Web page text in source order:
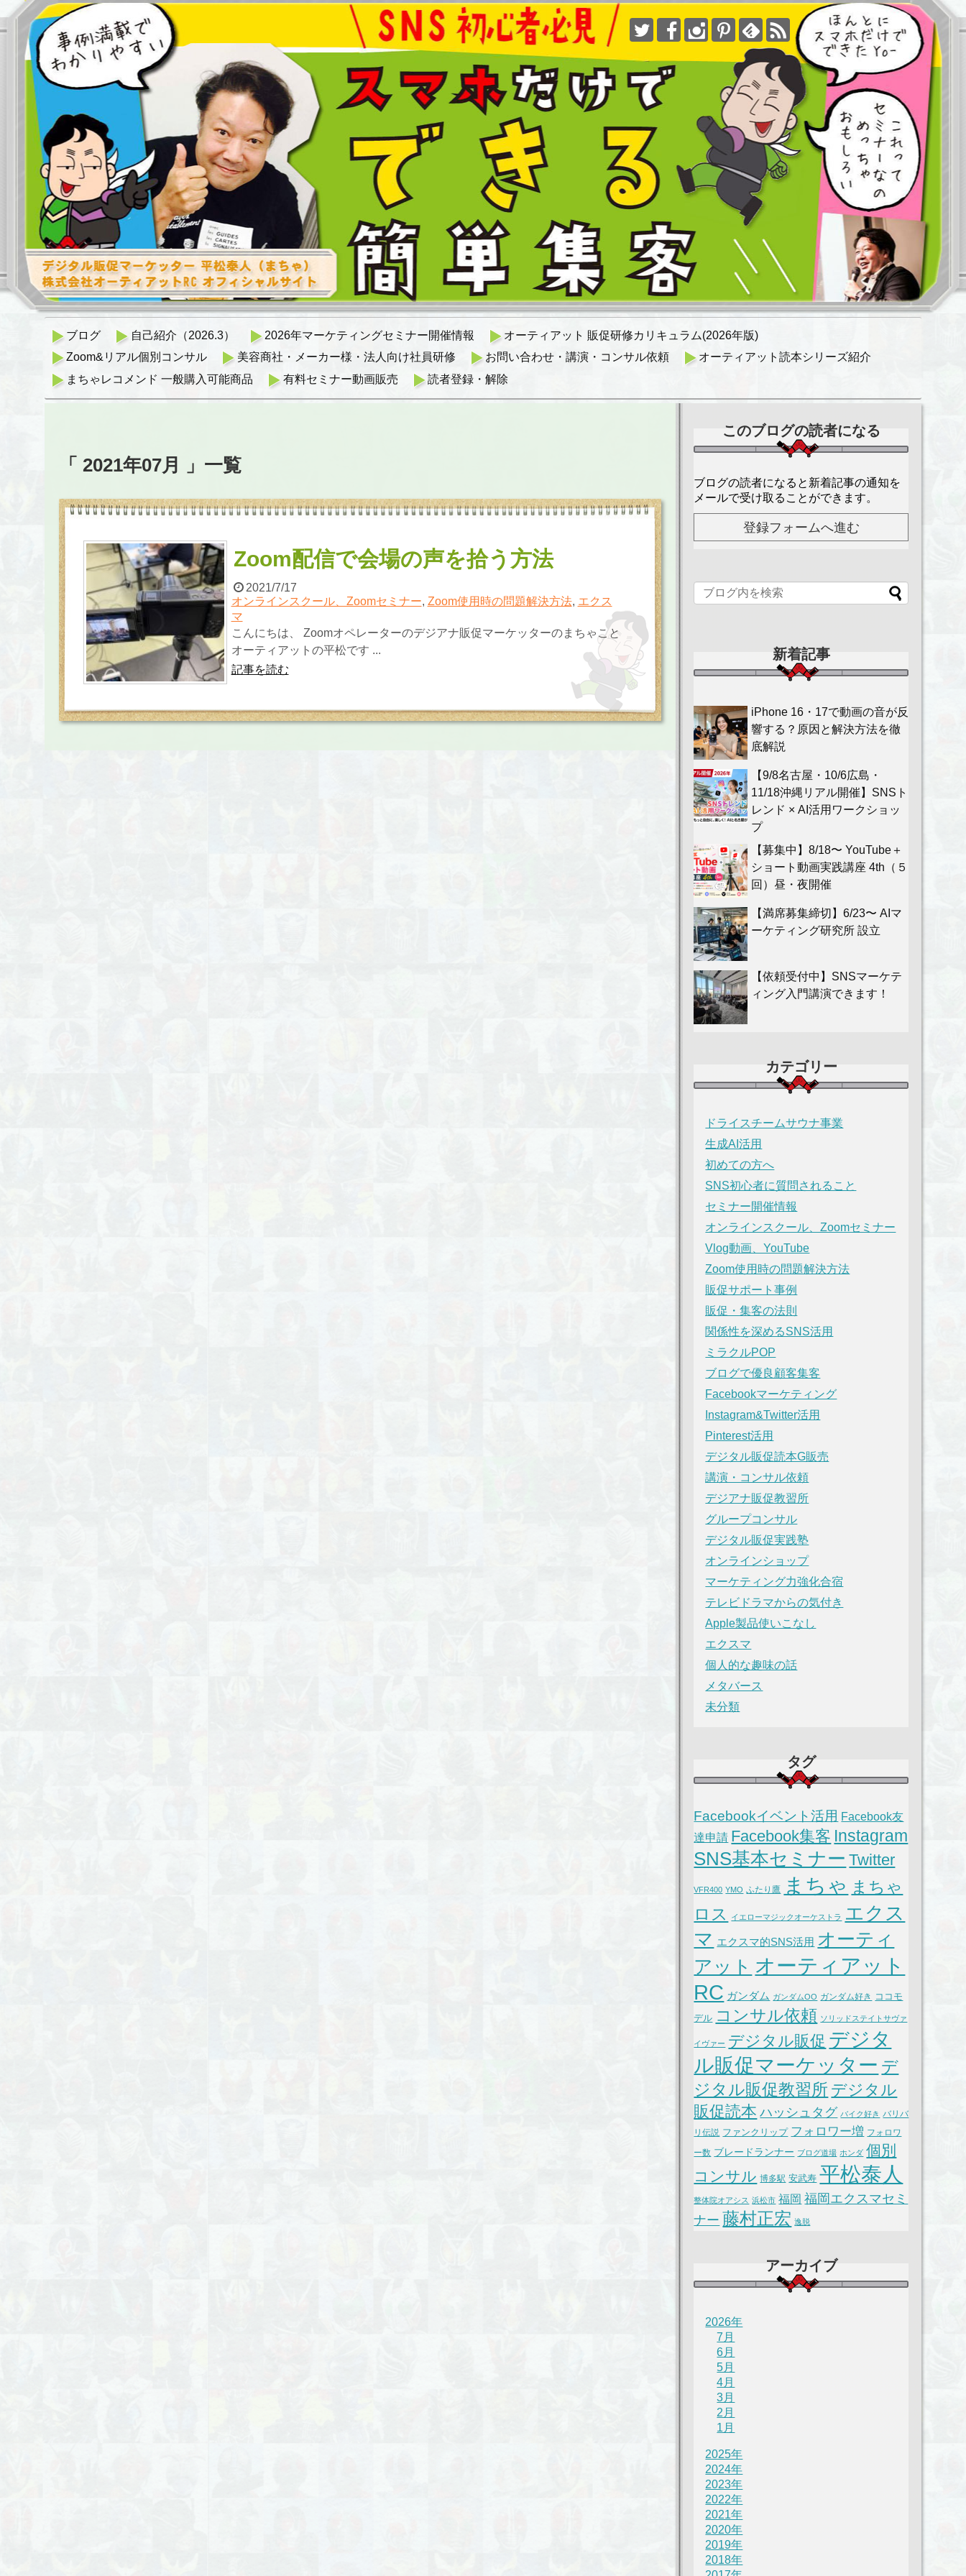
ブログ 自己紹介（2026.3） 2026年マーケティングセミナー開催情報
オーティアット 販促研修カリキュラム(2026年版)
Zoom&リアル個別コンサル
美容商社・メーカー様・法人向け社員研修 お問い合わせ・講演・コンサル依頼
オーティアット読本シリーズ紹介
まちゃレコメンド 一般購入可能商品
有料セミナー動画販売 読者登録・解除
「 2021年07月 」一覧
Zoom配信で会場の声を拾う方法
2021/7/17
オンラインスクール、Zoomセミナー, Zoom使用時の問題解決方法, エクス
マ
こんにちは、 Zoomオペレーターのデジアナ販促マーケッターのまちゃこと
オーティアットの平松です ...
記事を読む
このブログの読者になる
ブログの読者になると新着記事の通知を
メールで受け取ることができます。
新着記事
iPhone 16・17で動画の音が反
響する？原因と解決方法を徹
底解説
【9/8名古屋・10/6広島・
11/18沖縄リアル開催】SNSト
レンド × AI活用ワークショッ
プ
【募集中】8/18〜 YouTube＋
ショート動画実践講座 4th（５
回）昼・夜開催
【満席募集締切】6/23〜 AIマ
ーケティング研究所 設立
【依頼受付中】SNSマーケテ
ィング入門講演できます！
カテゴリー
ドライスチームサウナ事業
生成AI活用
初めての方へ
SNS初心者に質問されること
セミナー開催情報
オンラインスクール、Zoomセミナー
Vlog動画、YouTube
Zoom使用時の問題解決方法
販促サポート事例
販促・集客の法則
関係性を深めるSNS活用
ミラクルPOP
ブログで優良顧客集客
Facebookマーケティング
Instagram&Twitter活用
Pinterest活用
デジタル販促読本G販売
講演・コンサル依頼
デジアナ販促教習所
グループコンサル
デジタル販促実践塾
オンラインショップ
マーケティング力強化合宿
テレビドラマからの気付き
Apple製品使いこなし
エクスマ
個人的な趣味の話
メタバース
未分類
タグ
Facebookイベント活用 Facebook友
達申請 Facebook集客 Instagram
SNS基本セミナー Twitter
VFR400 YMO ふたり鷹 まちゃ まちゃ
ロス
イエローマジックオーケストラ
エクス
マ エクスマ的SNS活用 オーティ
アット オーティアット
RC ガンダム ガンダムOO ガンダム好き ココモ
デル コンサル依頼 ソリッドステイトサヴァ
イヴァー デジタル販促 デジタ
ル販促マーケッター デ
ジタル販促教習所 デジタル
販促読本 ハッシュタグ バイク好き バリバ
リ伝説 ファンクリップ フォロワー増 フォロワ
ー数 ブレードランナー ブログ道場 ホンダ 個別
コンサル 博多駅 安武寿 平松泰人
整体院オアシス 浜松市 福岡 福岡エクスマセミ
ナー 藤村正宏 逸脱
アーカイブ
2026年
7月
6月
5月
4月
3月
2月
1月
2025年
2024年
2023年
2022年
2021年
2020年
2019年
2018年